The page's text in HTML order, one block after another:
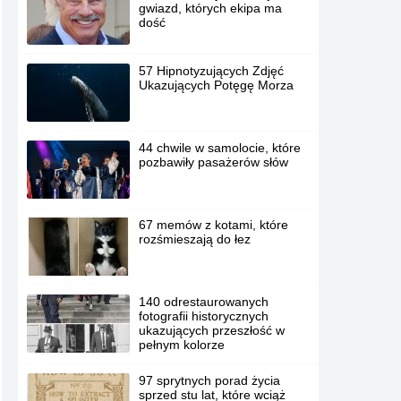
gwiazd, których ekipa ma
dość
57 Hipnotyzujących Zdjęć
Ukazujących Potęgę Morza
44 chwile w samolocie, które
pozbawiły pasażerów słów
67 memów z kotami, które
rozśmieszają do łez
140 odrestaurowanych
fotografii historycznych
ukazujących przeszłość w
pełnym kolorze
97 sprytnych porad życia
sprzed stu lat, które wciąż